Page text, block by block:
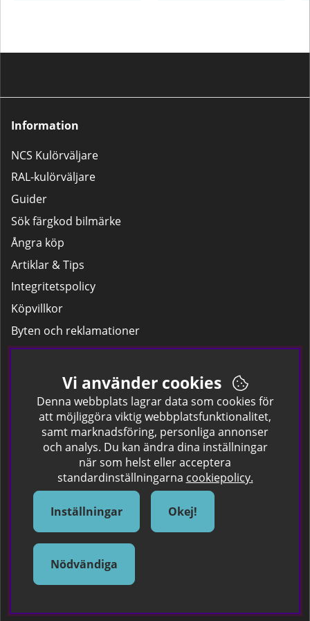
Information
NCS Kulörväljare
RAL-kulörväljare
Guider
Sök färgkod bilmärke
Ångra köp
Artiklar & Tips
Integritetspolicy
Köpvillkor
Byten och reklamationer
Leverans
Hitta färgkoden på bilen.
Företagskund
Om oss
Om Spraycan
IKEA Färger
Sök Säkerhetsdatablad
Samarbete / Dyhrs Garage
Vi använder cookies
Denna webbplats lagrar data som cookies för
att möjliggöra viktig webbplatsfunktionalitet,
samt marknadsföring, personliga annonser
och analys. Du kan ändra dina inställningar
när som helst eller acceptera
standardinställningarna cookiepolicy.
Inställningar Okej!
Nödvändiga